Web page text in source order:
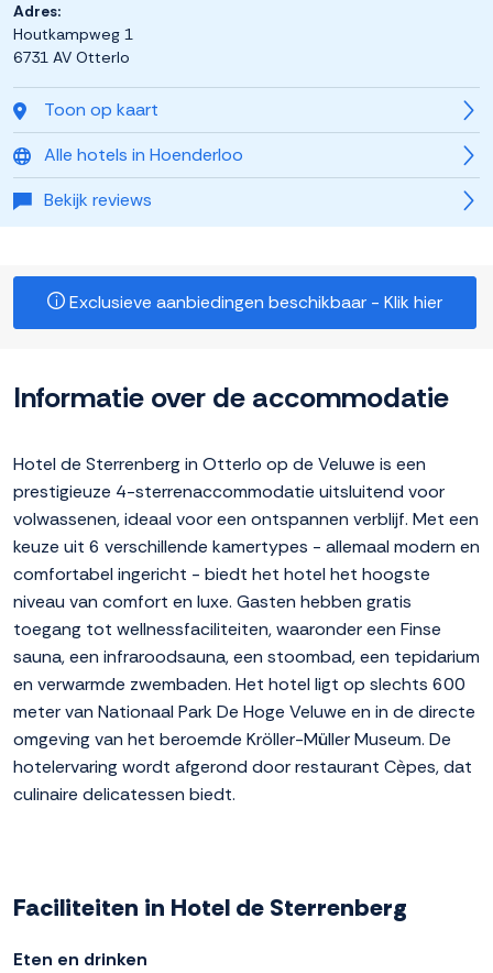
Toon op kaart
Alle hotels in Hoenderloo
Bekijk reviews
Adres:
Houtkampweg 1
6731 AV Otterlo
Exclusieve aanbiedingen beschikbaar - Klik hier
Informatie over de accommodatie
Hotel de Sterrenberg in Otterlo op de Veluwe is een
prestigieuze 4-sterrenaccommodatie uitsluitend voor
volwassenen, ideaal voor een ontspannen verblijf. Met een
keuze uit 6 verschillende kamertypes - allemaal modern en
comfortabel ingericht - biedt het hotel het hoogste
niveau van comfort en luxe. Gasten hebben gratis
toegang tot wellnessfaciliteiten, waaronder een Finse
sauna, een infraroodsauna, een stoombad, een tepidarium
en verwarmde zwembaden. Het hotel ligt op slechts 600
meter van Nationaal Park De Hoge Veluwe en in de directe
omgeving van het beroemde Kröller-Müller Museum. De
hotelervaring wordt afgerond door restaurant Cèpes, dat
culinaire delicatessen biedt.
Faciliteiten in Hotel de Sterrenberg
Eten en drinken